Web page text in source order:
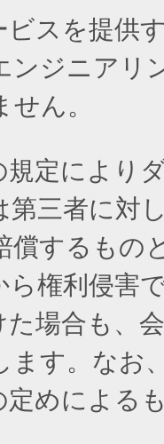
スを提供
ンジニアリ
ん。
定により
三者に対
償するもの
ら権利侵害
場合も、
ます。なお
定めによる